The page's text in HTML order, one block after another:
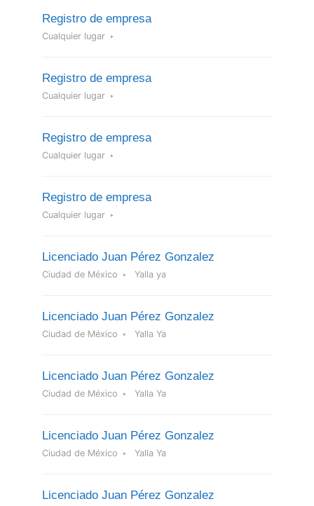
Registro de empresa
Cualquier lugar
Registro de empresa
Cualquier lugar
Registro de empresa
Cualquier lugar
Registro de empresa
Cualquier lugar
Licenciado Juan Pérez Gonzalez
Ciudad de México Yalla ya
Licenciado Juan Pérez Gonzalez
Ciudad de México Yalla Ya
Licenciado Juan Pérez Gonzalez
Ciudad de México Yalla Ya
Licenciado Juan Pérez Gonzalez
Ciudad de México Yalla Ya
Licenciado Juan Pérez Gonzalez